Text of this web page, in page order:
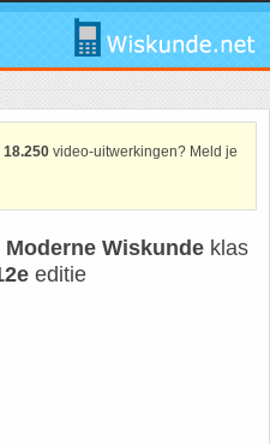
18.250 video-uitwerkingen? Meld je
Moderne Wiskunde klas
editie
kans
hoeken
vergelijkingen
en schatten